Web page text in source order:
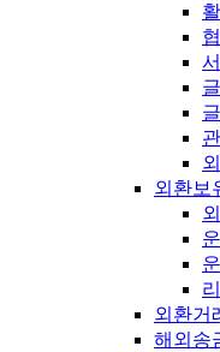
외환보
외환거
해외송